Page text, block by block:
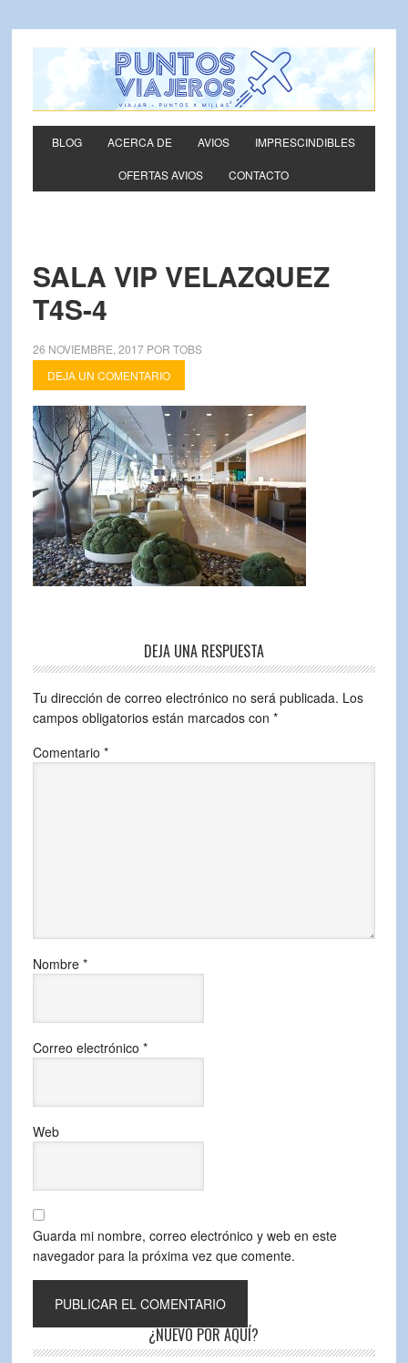
BLOG ACERCA DE AVIOS IMPRESCINDIBLES
OFERTAS AVIOS CONTACTO
SALA VIP VELAZQUEZ
T4S-4
26 NOVIEMBRE, 2017POR TOBS
DEJA UN COMENTARIO
DEJA UNA RESPUESTA
Tu dirección de correo electrónico no será publicada. Los
campos obligatorios están marcados con *
Comentario *
Nombre *
Correo electrónico *
Web
Guarda mi nombre, correo electrónico y web en este
navegador para la próxima vez que comente.
¿NUEVO POR AQUÍ?